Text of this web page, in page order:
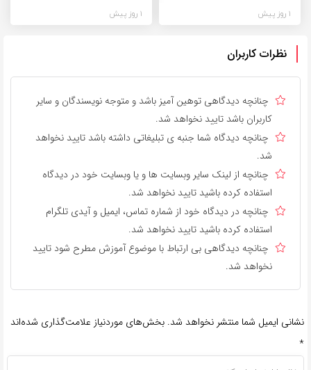
1 روز پیش 1 روز پیش
نظرات کاربران
چنانچه دیدگاهی توهین آمیز باشد و متوجه نویسندگان و سایر
کاربران باشد تایید نخواهد شد.
چنانچه دیدگاه شما جنبه ی تبلیغاتی داشته باشد تایید نخواهد
شد.
چنانچه از لینک سایر وبسایت ها و یا وبسایت خود در دیدگاه
استفاده کرده باشید تایید نخواهد شد.
چنانچه در دیدگاه خود از شماره تماس، ایمیل و آیدی تلگرام
استفاده کرده باشید تایید نخواهد شد.
چنانچه دیدگاهی بی ارتباط با موضوع آموزش مطرح شود تایید
نخواهد شد.
نشانی ایمیل شما منتشر نخواهد شد. بخش‌های موردنیاز علامت‌گذاری شده‌اند
*